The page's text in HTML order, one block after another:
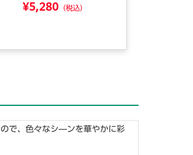
¥5,280 （税込）
で、色々なシ―ンを華やかに彩